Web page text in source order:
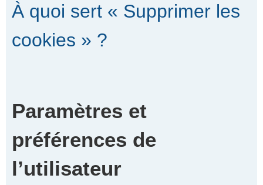
À quoi sert « Supprimer les
cookies » ?
Paramètres et
préférences de
l’utilisateur